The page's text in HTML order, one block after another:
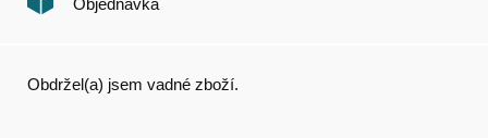
Obdržel(a) jsem vadné zboží.